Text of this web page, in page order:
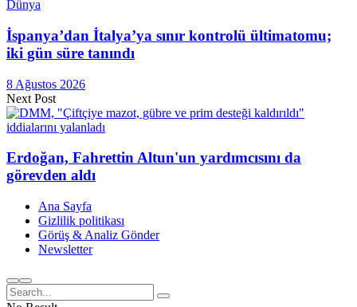
Dünya
İspanya’dan İtalya’ya sınır kontrolü ültimatomu;
iki gün süre tanındı
8 Ağustos 2026
Next Post
Erdoğan, Fahrettin Altun'un yardımcısını da
görevden aldı
Ana Sayfa
Gizlilik politikası
Görüş & Analiz Gönder
Newsletter